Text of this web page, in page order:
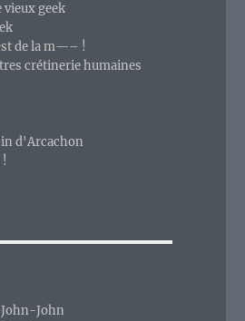
? »
vieux geek
de la m—– !
crétinerie humaines
d'Arcachon
John-John